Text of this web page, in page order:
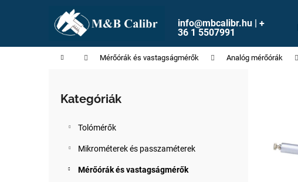
info@mbcalibr.hu | +
36 1 5507991
KezdőlapMérőórák és vastagságmérők Analóg mérőórák
Kategóriák
átugrása
Kategóriák
Tolómérők
Mikrométerek és passzaméterek
Mérőórák és vastagságmérők
á
Vissza
a boltba
Vissza
a boltba